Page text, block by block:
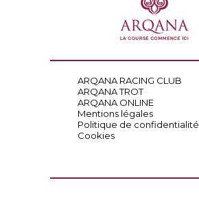
ARQANA RACING CLUB
ARQANA TROT
ARQANA ONLINE
Mentions légales
Politique de confidentialité
Cookies